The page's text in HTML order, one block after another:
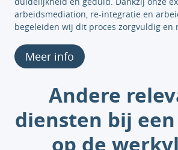
arbeidsmediation, re-integratie en
begeleiden wij dit proces zorgvuldig en
Meer info
Andere
diensten bij
op de